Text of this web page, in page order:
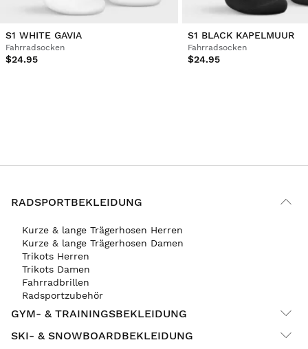
S1 WHITE GAVIA
Fahrradsocken
$24.95
S1 BLACK KAPELMUUR
Fahrradsocken
$24.95
RADSPORTBEKLEIDUNG
Kurze & lange Trägerhosen Herren
Kurze & lange Trägerhosen Damen
Trikots Herren
Trikots Damen
Fahrradbrillen
Radsportzubehör
GYM- & TRAININGSBEKLEIDUNG
SKI- & SNOWBOARDBEKLEIDUNG